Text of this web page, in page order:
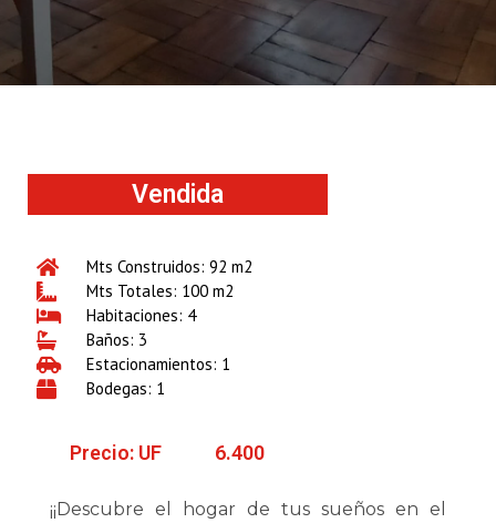
Vendida
Mts Construidos: 92 m2
Mts Totales: 100 m2
Habitaciones: 4
Baños: 3
Estacionamientos: 1
Bodegas: 1
Precio: UF 6.400
¡¡Descubre el hogar de tus sueños en el